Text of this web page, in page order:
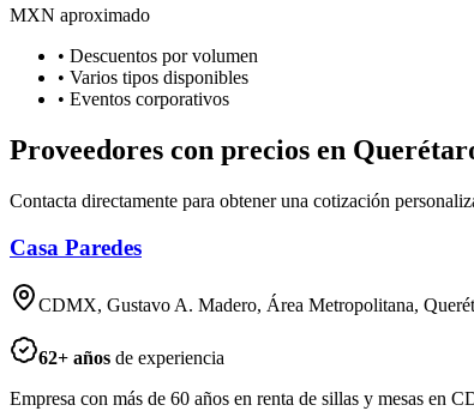
MXN aproximado
• Descuentos por volumen
• Varios tipos disponibles
• Eventos corporativos
Proveedores con precios en
Contacta directamente para obtener una cotización
Casa Paredes
CDMX, Gustavo A. Madero, Área Metropolitana,
62+ años de experiencia
Empresa con más de 60 años en renta de sillas y mesas